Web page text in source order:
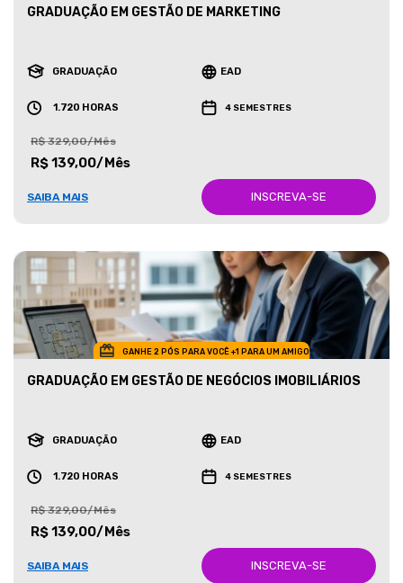
GRADUAÇÃO EM GESTÃO DE MARKETING
GRADUAÇÃO EAD
1.720 HORAS 4 SEMESTRES
R$ 329,00/Mês
R$ 139,00/Mês
SAIBA MAIS INSCREVA-SE
GANHE 2 PÓS PARA VOCÊ +1 PARA UM AMIGO
GRADUAÇÃO EM GESTÃO DE NEGÓCIOS IMOBILIÁRIOS
GRADUAÇÃO EAD
1.720 HORAS 4 SEMESTRES
R$ 329,00/Mês
R$ 139,00/Mês
SAIBA MAIS INSCREVA-SE